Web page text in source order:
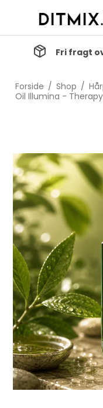
Fri fragt
Forside / Shop /
Oil Illumina - Therapy